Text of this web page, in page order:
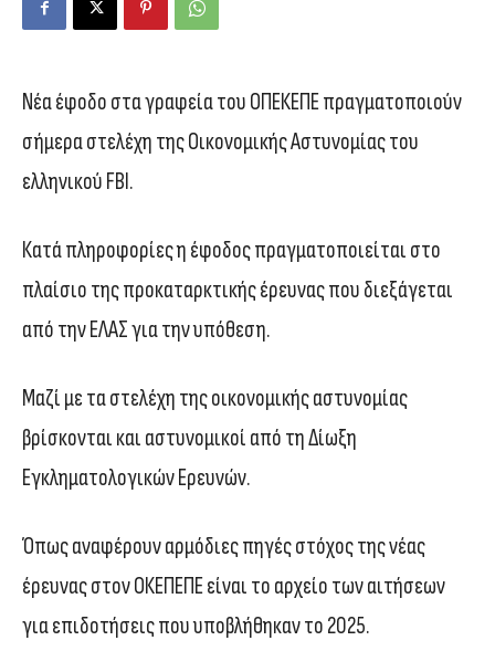
Νέα έφοδο στα γραφεία του ΟΠΕΚΕΠΕ πραγματοποιούν
σήμερα στελέχη της Οικονομικής Αστυνομίας του
ελληνικού FBI.
Κατά πληροφορίες η έφοδος πραγματοποιείται στο
πλαίσιο της προκαταρκτικής έρευνας που διεξάγεται
από την ΕΛΑΣ για την υπόθεση.
Μαζί με τα στελέχη της οικονομικής αστυνομίας
βρίσκονται και αστυνομικοί από τη Δίωξη
Εγκληματολογικών Ερευνών.
Όπως αναφέρουν αρμόδιες πηγές στόχος της νέας
έρευνας στον ΟΚΕΠΕΠΕ είναι το αρχείο των αιτήσεων
για επιδοτήσεις που υποβλήθηκαν το 2025.